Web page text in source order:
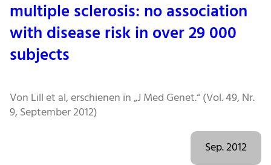
multiple sclerosis: no association
with disease risk in over 29 000
subjects
Von Lill et al, erschienen in „J Med Genet.“ (Vol. 49, Nr.
9, September 2012)
Sep. 2012